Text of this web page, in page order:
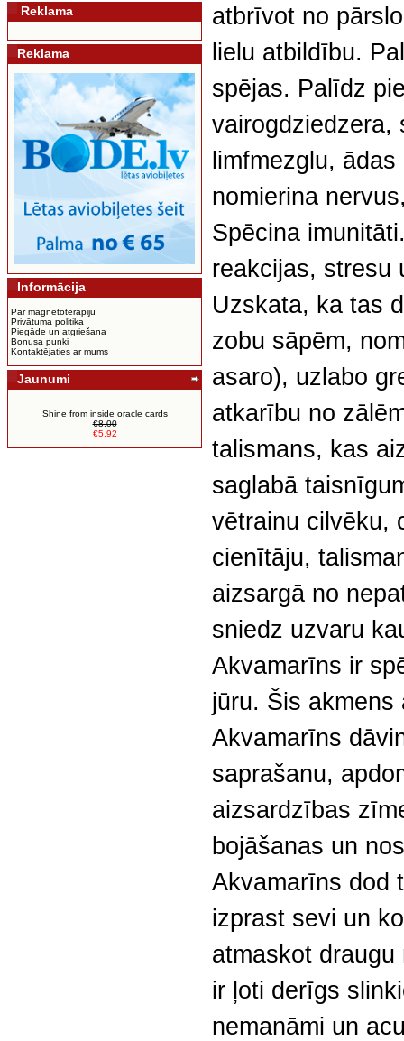
Reklama
Reklama
Informācija
Par magnetoterapiju
Privātuma politika
Piegāde un atgriešana
Bonusa punki
Kontaktējaties ar mums
Jaunumi
Shine from inside oracle cards
€8.00
€5.92
atbrīvot no
lielu atbildību.
spējas. Palīdz
vairogdziedzera,
limfmezglu,
nomierina
Spēcina
reakcijas, stresu
Uzskata, ka tas
zobu sāpēm,
asaro), uzlabo
atkarību no
talismans, kas
saglabā
vētrainu cilvēku,
cienītāju,
aizsargā no
sniedz uzvaru
Akvamarīns ir
jūru. Šis akmens
Akvamarīns
saprašanu,
aizsardzības
bojāšanas un
Akvamarīns dod
izprast sevi un
atmaskot draugu
ir ļoti derīgs
nemanāmi un